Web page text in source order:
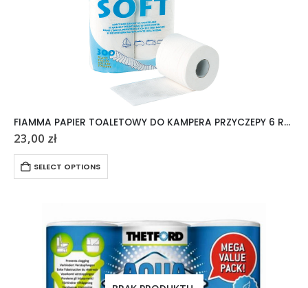
FIAMMA PAPIER TOALETOWY DO KAMPERA PRZYCZEPY 6 ROLEK
23,00 zł
SELECT OPTIONS